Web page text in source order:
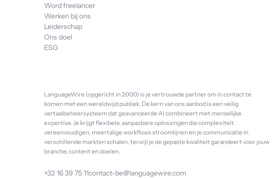
Word freelancer
Werken bij ons
Leiderschap
Ons doel
ESG
LanguageWire (opgericht in 2000) is je vertrouwde partner om in contact te
komen met een wereldwijd publiek. De kern van ons aanbod is een veilig
vertaalbeheersysteem dat geavanceerde AI combineert met menselijke
expertise. Je krijgt flexibele, aanpasbare oplossingen die complexiteit
vereenvoudigen, meertalige workflows stroomlijnen en je communicatie in
verschillende markten schalen, terwijl je de gepaste kwaliteit garandeert voor jouw
branche, content en doelen.
+32 16 39 75 11contact-be@languagewire.com